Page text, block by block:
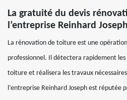
La gratuité du devis
l’entreprise Reinhard Joseph
La rénovation de toiture est une
professionnel. Il détectera rapidement
toiture et réalisera les travaux
l’entreprise Reinhard Joseph est réputée